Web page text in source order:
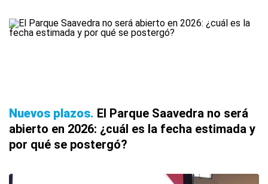
Nuevos plazos El Parque Saavedra no será
abierto en 2026: ¿cuál es la fecha estimada y
por qué se postergó?